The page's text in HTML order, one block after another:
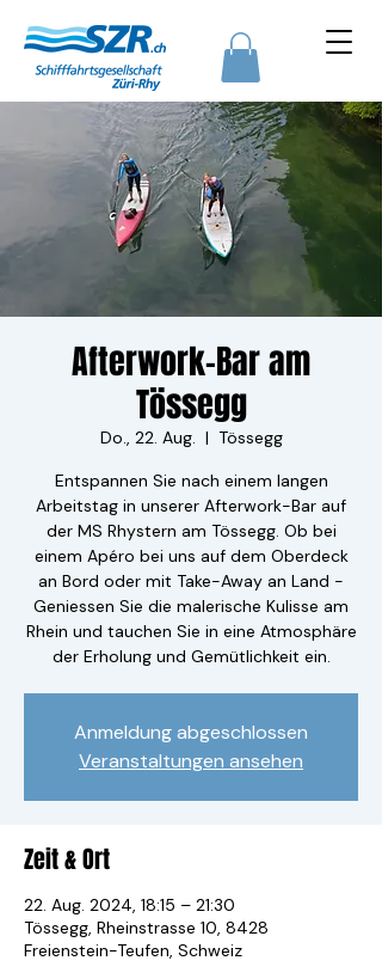
Afterwork-Bar am
Tössegg
Do., 22. Aug.
  |
Tössegg
Entspannen Sie nach einem langen
Arbeitstag in unserer Afterwork-Bar auf
der MS Rhystern am Tössegg. Ob bei
einem Apéro bei uns auf dem Oberdeck
an Bord oder mit Take-Away an Land -
Geniessen Sie die malerische Kulisse am
Rhein und tauchen Sie in eine Atmosphäre
der Erholung und Gemütlichkeit ein.
Anmeldung abgeschlossen
Veranstaltungen ansehen
Zeit & Ort
22. Aug. 2024, 18:15 – 21:30
Tössegg, Rheinstrasse 10, 8428
Freienstein-Teufen, Schweiz